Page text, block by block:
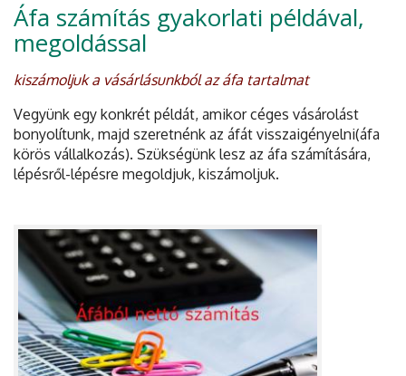
Áfa számítás gyakorlati példával,
megoldással
kiszámoljuk a vásárlásunkból az áfa tartalmat
Vegyünk egy konkrét példát, amikor céges vásárolást
bonyolítunk, majd szeretnénk az áfát visszaigényelni(áfa
körös vállalkozás). Szükségünk lesz az áfa számítására,
lépésről-lépésre megoldjuk, kiszámoljuk.